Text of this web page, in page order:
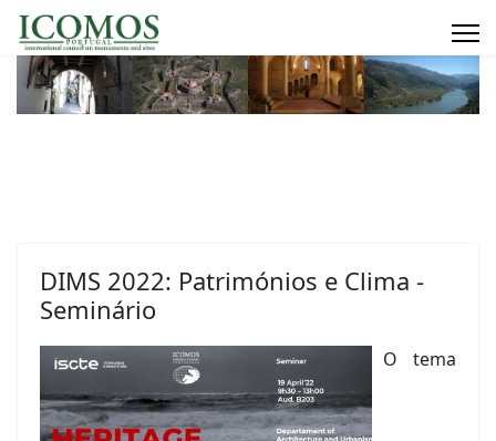
DIMS 2022: Patrimónios e Clima -
Seminário
O tema